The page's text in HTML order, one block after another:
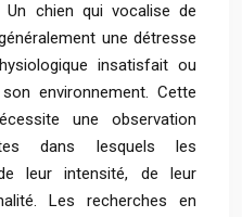
Un chien qui vocalise de
une détresse
insatisfait ou
environnement. Cette
une observation
dans lesquels les
leur intensité, de leur
Les recherches en